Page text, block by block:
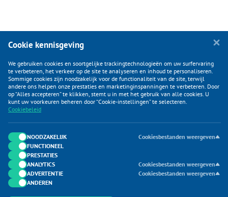
KLANTENSERVICE
CATEGORIEËN
DUIJVELAAR E-COMMERCE
CONTACTEN
Cookie kennisgeving
We gebruiken cookies en soortgelijke trackingtechnologieën om uw surfervaring
te verbeteren, het verkeer op de site te analyseren en inhoud te personaliseren.
Sommige cookies zijn noodzakelijk voor de functionaliteit van de site, terwijl
andere ons helpen onze prestaties en marketinginspanningen te verbeteren. Door
op “Alles accepteren” te klikken, stemt u in met het gebruik van alle cookies. U
kunt uw voorkeuren beheren door “Cookie-instellingen” te selecteren.
Cookiebeleid
NOODZAKELIJK
Cookiesbestanden weergeven
FUNCTIONEEL
PRESTATIES
ANALYTICS
Cookiesbestanden weergeven
ADVERTENTIE
Cookiesbestanden weergeven
ANDEREN